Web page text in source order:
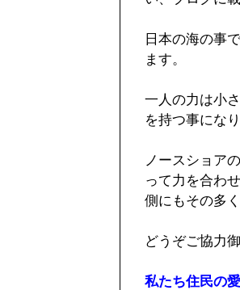
日本の海の事
ます。
一人の力は小
を持つ事にな
ノースショア
って力を合わ
側にもその多
どうぞご協力
私たち住民の